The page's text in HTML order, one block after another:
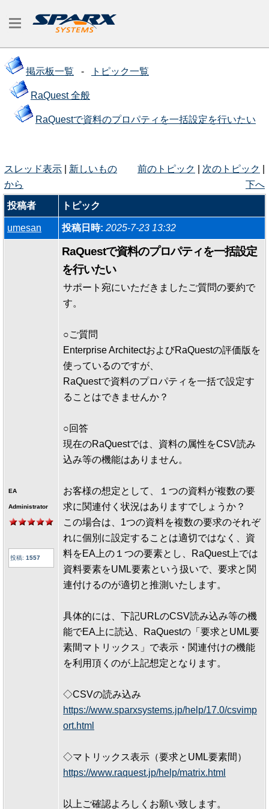
掲示板一覧 - トピック一覧
RaQuest 全般
RaQuestで資料のプロパティを一括設定を行いたい
スレッド表示
新しいもの
から
前のトピック 次のトピック
下へ
投稿者 トピック
umesan 投稿日時: 2025-7-23 13:32
EA
Administrator
投稿: 1557
RaQuestで資料のプロパティを一括設定
を行いたい
サポート宛にいただきましたご質問の要約で
す。
○ご質問
Enterprise ArchitectおよびRaQuestの評価版を
使っているのですが、
RaQuestで資料のプロパティを一括で設定す
ることはできませんか？
○回答
現在のRaQuestでは、資料の属性をCSV読み
込み等の機能はありません。
お客様の想定として、１つの資料が複数の要
求に関連付く状況はありますでしょうか？
この場合は、1つの資料を複数の要求のそれぞ
れに個別に設定することは適切ではなく、資
料をEA上の１つの要素とし、RaQuest上では
資料要素をUML要素という扱いで、要求と関
連付けるのが適切と推測いたします。
具体的には、下記URLのCSV読み込み等の機
能でEA上に読込、RaQuestの「要求とUML要
素間マトリックス」で表示・関連付けの機能
を利用頂くのが上記想定となります。
◇CSVの読み込み
https://www.sparxsystems.jp/help/17.0/csvimp
ort.html
◇マトリックス表示（要求とUML要素間）
https://www.raquest.jp/help/matrix.html
以上ご確認よろしくお願い致します。